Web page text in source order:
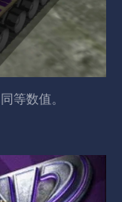
等数值。